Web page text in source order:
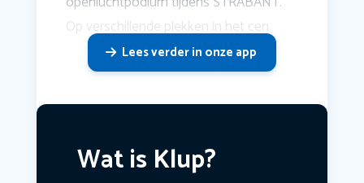
Op verschillende plekken in het cen
Lees verder in onze app
Wat is Klup?